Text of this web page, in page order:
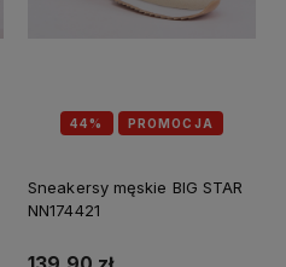
44% PROMOCJA
Sneakersy męskie BIG STAR
NN174421